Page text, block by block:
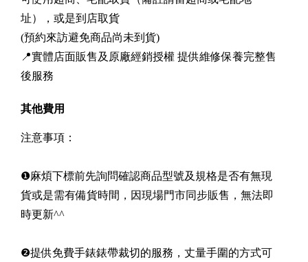
址），或是到店取貨
(預約來訪避免商品尚未到貨)
📍實體店面販售及原廠經銷授權 提供維修保養完整售
後服務
其他費用
注意事項：
❶麻煩下標前先詢問確認商品型號及規格是否有無現
貨或是需有備貨時間，因現場門市同步販售，無法即
時更新^^
❷提供免費手錶錶帶裁切的服務，丈量手圍的方式可